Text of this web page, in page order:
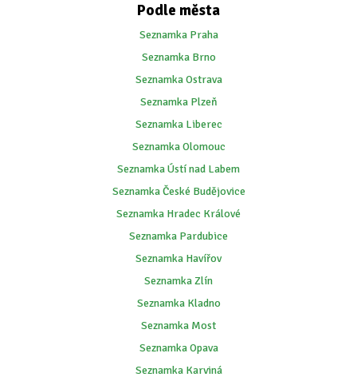
Podle města
Seznamka Praha
Seznamka Brno
Seznamka Ostrava
Seznamka Plzeň
Seznamka Liberec
Seznamka Olomouc
Seznamka Ústí nad Labem
Seznamka České Budějovice
Seznamka Hradec Králové
Seznamka Pardubice
Seznamka Havířov
Seznamka Zlín
Seznamka Kladno
Seznamka Most
Seznamka Opava
Seznamka Karviná